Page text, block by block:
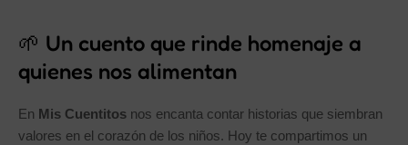
🌱 Un cuento que rinde homenaje a
quienes nos alimentan
En Mis Cuentitos nos encanta contar historias que siembran
valores en el corazón de los niños. Hoy te compartimos un